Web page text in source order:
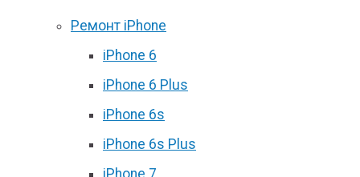
Ремонт iPhone
iPhone 6
iPhone 6 Plus
iPhone 6s
iPhone 6s Plus
iPhone 7